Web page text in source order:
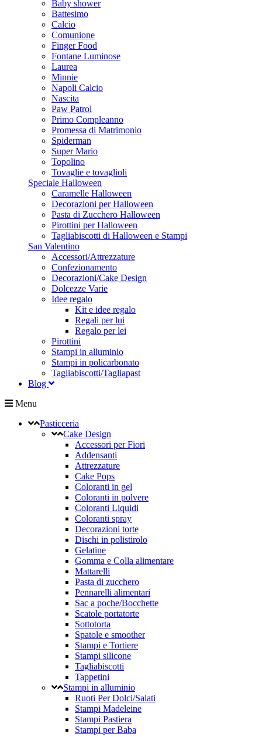
Baby shower
Battesimo
Calcio
Comunione
Finger Food
Fontane Luminose
Laurea
Minnie
Napoli Calcio
Nascita
Paw Patrol
Primo Compleanno
Promessa di Matrimonio
Spiderman
Super Mario
Topolino
Tovaglie e tovaglioli
Speciale Halloween
Caramelle Halloween
Decorazioni per Halloween
Pasta di Zucchero Halloween
Pirottini per Halloween
Tagliabiscotti di Halloween e Stampi
San Valentino
Accessori/Attrezzature
Confezionamento
Decorazioni/Cake Design
Dolcezze Varie
Idee regalo
Kit e idee regalo
Regali per lui
Regalo per lei
Pirottini
Stampi in alluminio
Stampi in policarbonato
Tagliabiscotti/Tagliapast
Blog
Menu
Pasticceria
Cake Design
Accessori per Fiori
Addensanti
Attrezzature
Cake Pops
Coloranti in gel
Coloranti in polvere
Coloranti Liquidi
Coloranti spray
Decorazioni torte
Dischi in polistirolo
Gelatine
Gomma e Colla alimentare
Mattarelli
Pasta di zucchero
Pennarelli alimentari
Sac a poche/Bocchette
Scatole portatorte
Sottotorta
Spatole e smoother
Stampi e Tortiere
Stampi silicone
Tagliabiscotti
Tappetini
Stampi in alluminio
Ruoti Per Dolci/Salati
Stampi Madeleine
Stampi Pastiera
Stampi per Baba